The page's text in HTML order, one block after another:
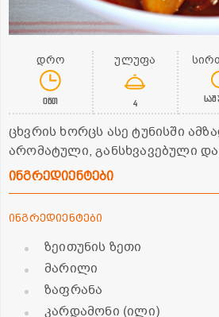
დრო
0წთ
ულუფა
4
ცხვრის ხორცს ასე ტუნისში
არომატული, განსხვავებული
ინგრედიენტები
ინგრედიენტები
ზეითუნის ზეთი
მარილი
ზაფრანა
კარდამონი (ილი)